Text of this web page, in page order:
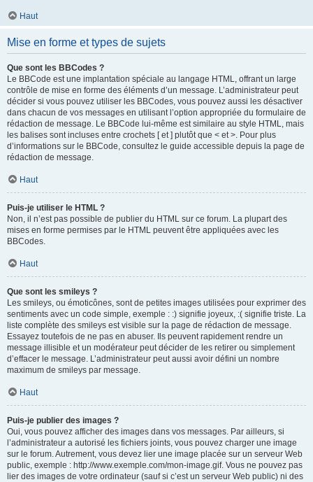
Haut
Mise en forme et types de sujets
Que sont les BBCodes ?
Le BBCode est une implantation spéciale au langage HTML, offrant un large
contrôle de mise en forme des éléments d’un message. L’administrateur peut
décider si vous pouvez utiliser les BBCodes, vous pouvez aussi les désactiver
dans chacun de vos messages en utilisant l’option appropriée du formulaire de
rédaction de message. Le BBCode lui-même est similaire au style HTML, mais
les balises sont incluses entre crochets [ et ] plutôt que < et >. Pour plus
d’informations sur le BBCode, consultez le guide accessible depuis la page de
rédaction de message.
Haut
Puis-je utiliser le HTML ?
Non, il n’est pas possible de publier du HTML sur ce forum. La plupart des
mises en forme permises par le HTML peuvent être appliquées avec les
BBCodes.
Haut
Que sont les smileys ?
Les smileys, ou émoticônes, sont de petites images utilisées pour exprimer des
sentiments avec un code simple, exemple : :) signifie joyeux, :( signifie triste. La
liste complète des smileys est visible sur la page de rédaction de message.
Essayez toutefois de ne pas en abuser. Ils peuvent rapidement rendre un
message illisible et un modérateur peut décider de les retirer ou simplement
d’effacer le message. L’administrateur peut aussi avoir défini un nombre
maximum de smileys par message.
Haut
Puis-je publier des images ?
Oui, vous pouvez afficher des images dans vos messages. Par ailleurs, si
l’administrateur a autorisé les fichiers joints, vous pouvez charger une image
sur le forum. Autrement, vous devez lier une image placée sur un serveur Web
public, exemple : http://www.exemple.com/mon-image.gif. Vous ne pouvez pas
lier des images de votre ordinateur (sauf si c’est un serveur Web public) ni des